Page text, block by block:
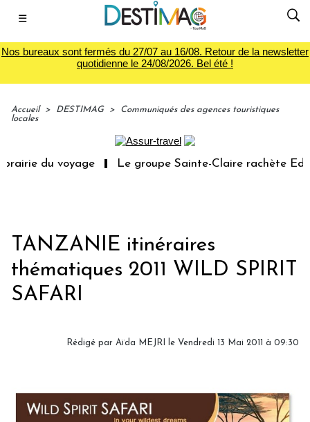
☰
Nos bureaux sont fermés du 27/07 au 16/08. Retour de la newsletter
quotidienne le 24/08/2026. Bel été !
Accueil > DESTIMAG >
Communiqués des agences touristiques
locales
du voyage Le groupe Sainte-Claire rachète Eden
TANZANIE itinéraires
thématiques 2011 WILD SPIRIT
SAFARI
Rédigé par Aïda MEJRI le Vendredi 13 Mai 2011 à 09:30